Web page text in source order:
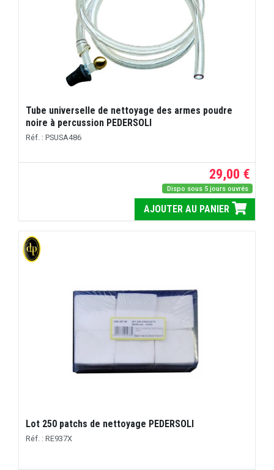
Tube universelle de nettoyage des armes poudre
noire à percussion PEDERSOLI
Réf. : PSUSA486
29,00 €
Dispo sous 5 jours ouvrés
AJOUTER AU PANIER
Lot 250 patchs de nettoyage PEDERSOLI
Réf. : RE937X